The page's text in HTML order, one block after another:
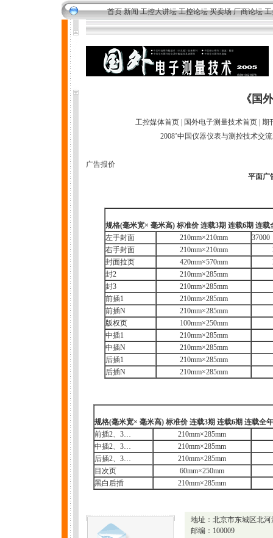
首页 新闻 工控大讲坛 工控论坛 买卖场 厂商论坛 工
《国
工控媒体首页| 国外电子测量技术首页| 期
2008’中国仪器仪表与测控技术交
广告报价
平面广
规格(毫米宽× 毫米高) 标准价 连载3期 连载6期 连载
左手封面
210mm×210mm
37000
右手封面
210mm×210mm
封面拉页
420mm×570mm
封2
210mm×285mm
封3
210mm×285mm
前插1
210mm×285mm
前插N
210mm×285mm
版权页
100mm×250mm
中插1
210mm×285mm
中插N
210mm×285mm
后插1
210mm×285mm
后插N
210mm×285mm
规格(毫米宽× 毫米高) 标准价 连载3期 连载6期 连载全年
前插2、3…
210mm×285mm
中插2、3…
210mm×285mm
后插2、3…
210mm×285mm
目次页
60mm×250mm
黑白后插
210mm×285mm
地址：北京市东城区北河
邮编：100009